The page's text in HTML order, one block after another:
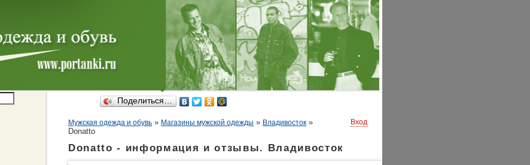
Поделиться…
Мужская одежда и обувь » Магазины мужской одежды » Владивосток »
Donatto
Вход
Donatto - информация и отзывы. Владивосток